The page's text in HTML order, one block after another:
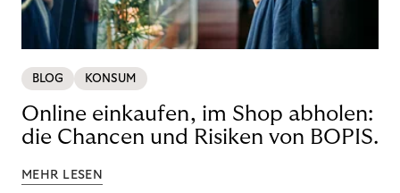
BLOG KONSUM
Online einkaufen, im Shop abholen:
die Chancen und Risiken von BOPIS.
MEHR LESEN